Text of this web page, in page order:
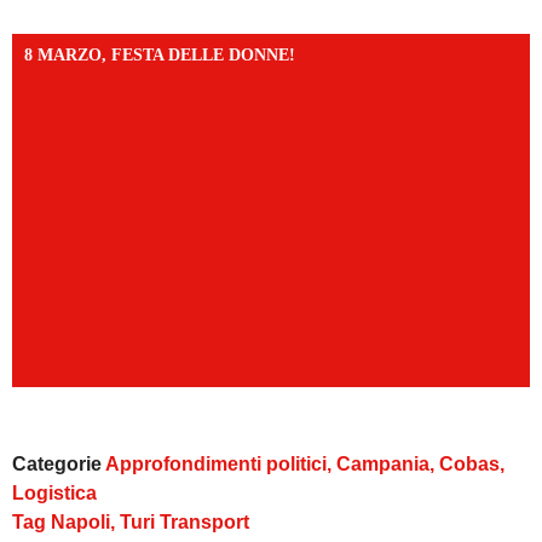
8 MARZO, FESTA DELLE DONNE!
CategorieApprofondimenti politici, Campania, Cobas,
Logistica
Tag Napoli, Turi Transport